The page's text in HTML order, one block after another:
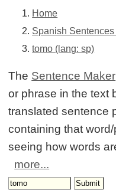
Home
Spanish Sentences
tomo (lang: sp)
The Sentence Maker
or phrase in the text
translated sentence
containing that
seeing how words
more...